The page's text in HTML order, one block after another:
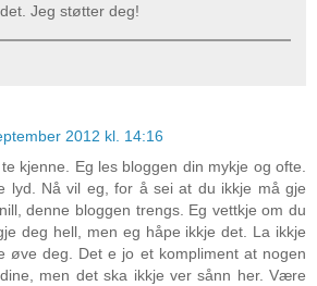
Jeg støtter deg!
2012 kl. 14:16
kjenne. Eg les bloggen din mykje og ofte.
lyd. Nå vil eg, for å sei at du ikkje må gje
denne bloggen trengs. Eg vettkje om du
deg hell, men eg håpe ikkje det. La ikkje
øve deg. Det e jo et kompliment at nogen
men det ska ikkje ver sånn her. Være